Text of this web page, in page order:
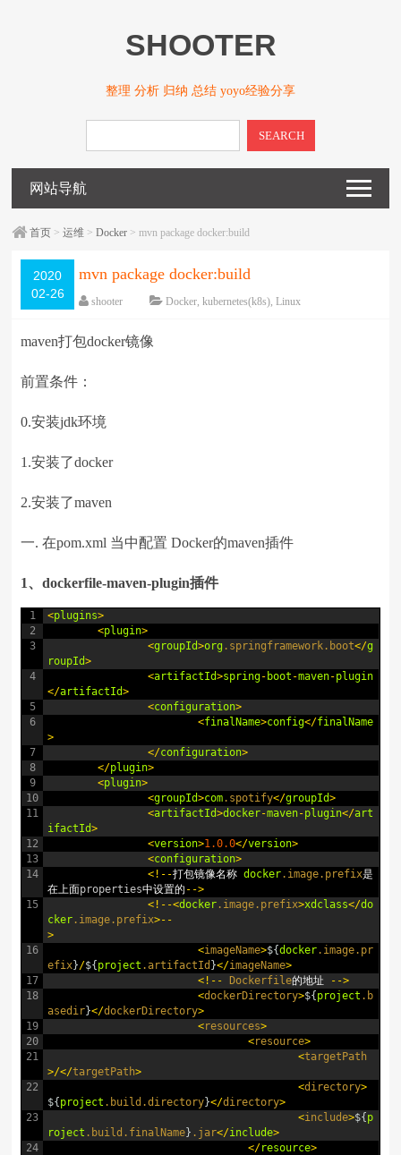
SHOOTER
整理 分析 归纳 总结 yoyo经验分享
SEARCH
网站导航
首页 >运维 >Docker > mvn package docker:build
2020
02-26
mvn package docker:build
shooter Docker,kubernetes(k8s),Linux
编辑日期：2021-02-26
maven打包docker镜像
前置条件：
0.安装jdk环境
1.安装了docker
2.安装了maven
一. 在pom.xml 当中配置 Docker的maven插件
1、dockerfile-maven-plugin插件
1
2
3
4
5
6
7
8
9
10
11
12
13
14
15
16
17
18
19
20
21
22
23
24
<plugins>
<plugin>
<groupId>org .springframework .boot</g
roupId>
<artifactId>spring- boot -maven-plugin
</artifactId>
<configuration>
<finalName>config</finalName
>
</configuration>
</plugin>
<plugin>
<groupId>com.spotify</groupId>
<artifactId>docker-maven-plugin</art
ifactId>
<version>1.0.0</version>
<configuration>
< ! --打包镜像名称 docker.image.prefix是
在上面properties中设置的 -->
< ! --<docker .image .prefix>xdclass</do
cker .image .prefix>--
>
<imageName>${docker.image.pr
efix}/${ project .artifactId }</imageName>
< ! -- Dockerfile的地址 -->
<dockerDirectory>${ project .b
asedir}</dockerDirectory>
<resources>
<resource>
<targetPath
>/</targetPath>
<directory>
${ project .build .directory}</directory>
<include>${ p
roject .build .finalName} .jar</include>
</resource>